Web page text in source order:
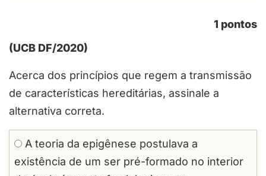
1 pontos
(UCB DF/2020)
Acerca dos princípios que regem a transmissão
de características hereditárias, assinale a
alternativa correta.
A teoria da epigênese postulava a
existência de um ser pré-formado no interior